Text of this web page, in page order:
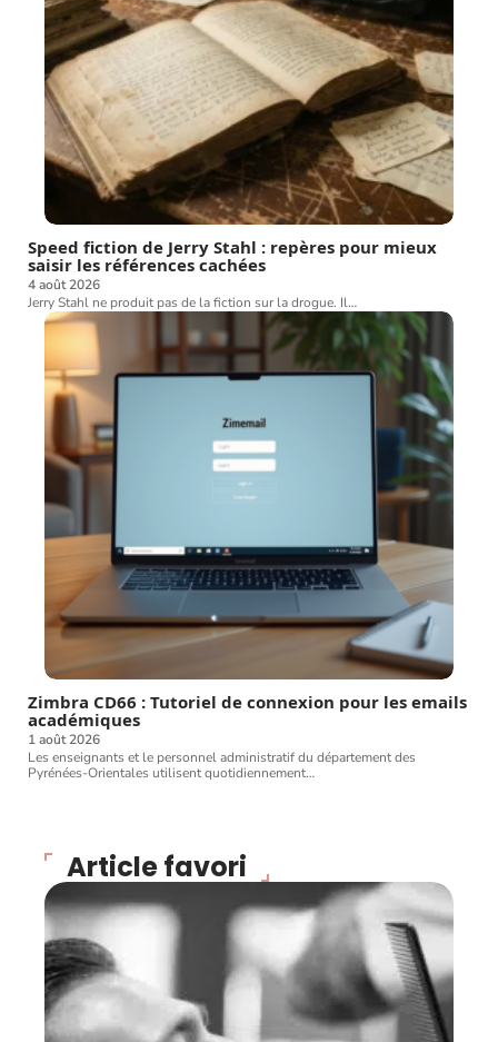
Speed fiction de Jerry Stahl : repères pour mieux
saisir les références cachées
4 août 2026
Jerry Stahl ne produit pas de la fiction sur la drogue. Il…
Zimbra CD66 : Tutoriel de connexion pour les emails
académiques
1 août 2026
Les enseignants et le personnel administratif du département des
Pyrénées-Orientales utilisent quotidiennement…
Article favori